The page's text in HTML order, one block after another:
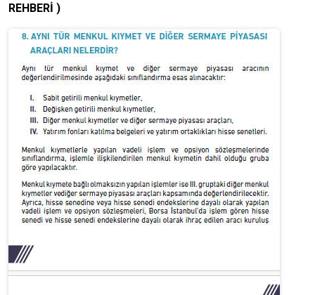
REHBERİ )